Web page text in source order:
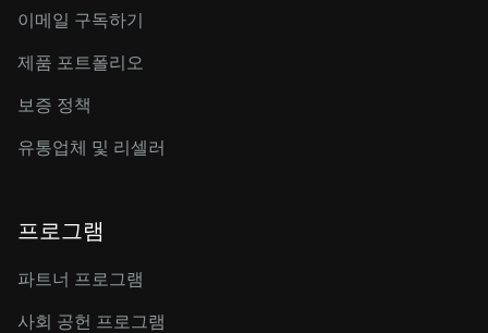
이메일 구독하기
제품 포트폴리오
보증 정책
유통업체 및 리셀러
프로그램
파트너 프로그램
사회 공헌 프로그램